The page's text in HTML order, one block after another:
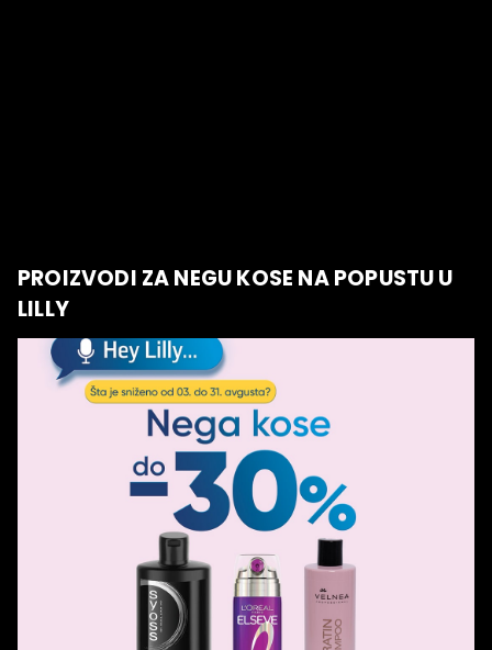
PROIZVODI ZA NEGU KOSE NA POPUSTU U
LILLY